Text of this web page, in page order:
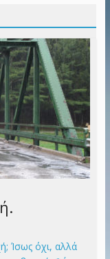
Ίσως όχι, αλλά